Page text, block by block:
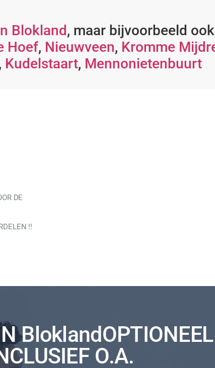
Blokland, maar bijvoorbeeld
Hoef, Nieuwveen, Kromme
Kudelstaart, Mennonietenbuurt
DE
!!
O.A.